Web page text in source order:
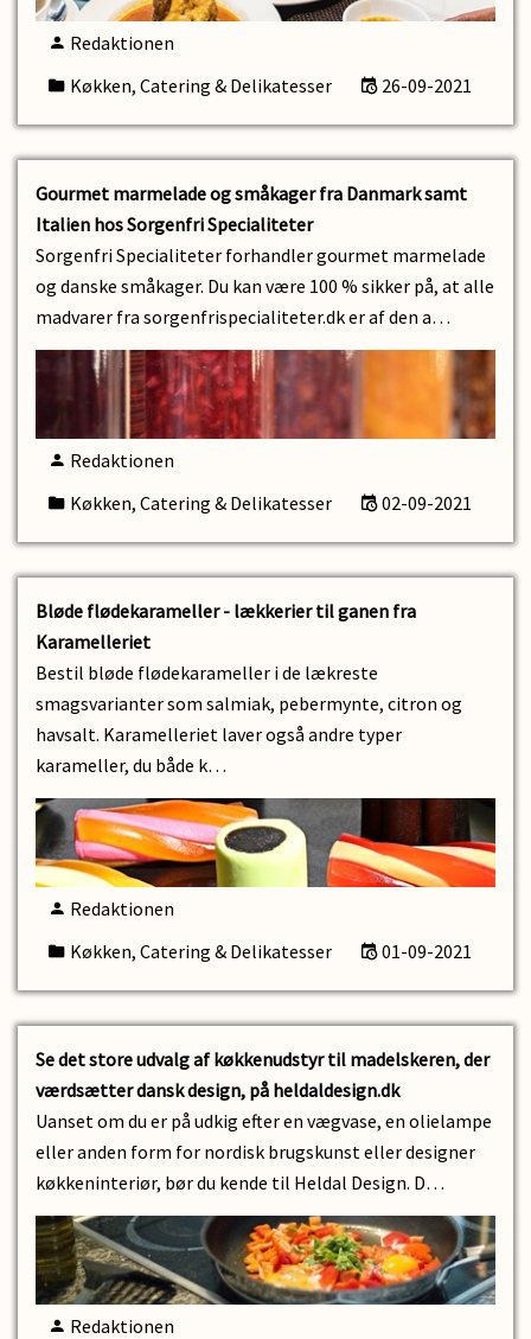
Redaktionen
Køkken, Catering & Delikatesser
26-09-2021
Gourmet marmelade og småkager fra Danmark samt
Italien hos Sorgenfri Specialiteter
Sorgenfri Specialiteter forhandler gourmet marmelade
og danske småkager. Du kan være 100 % sikker på, at alle
madvarer fra sorgenfrispecialiteter.dk er af den a…
Redaktionen
Køkken, Catering & Delikatesser
02-09-2021
Bløde flødekarameller - lækkerier til ganen fra
Karamelleriet
Bestil bløde flødekarameller i de lækreste
smagsvarianter som salmiak, pebermynte, citron og
havsalt. Karamelleriet laver også andre typer
karameller, du både k…
Redaktionen
Køkken, Catering & Delikatesser
01-09-2021
Se det store udvalg af køkkenudstyr til madelskeren, der
værdsætter dansk design, på heldaldesign.dk
Uanset om du er på udkig efter en vægvase, en olielampe
eller anden form for nordisk brugskunst eller designer
køkkeninteriør, bør du kende til Heldal Design. D…
Redaktionen